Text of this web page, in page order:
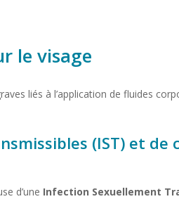
le visage
liés à l’application de fluides
(IST) et
d’une Infection Sexuellement